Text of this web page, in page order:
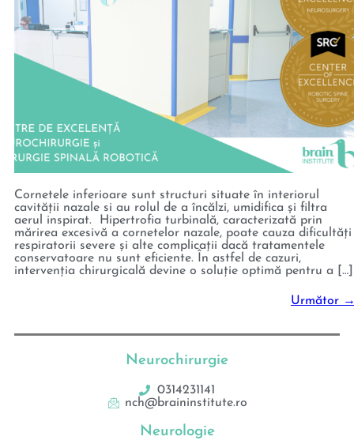
Cornetele inferioare sunt structuri situate în interiorul
cavității nazale si au rolul de a încălzi, umidifica și filtra
aerul inspirat. Hipertrofia turbinală, caracterizată prin
mărirea excesivă a cornetelor nazale, poate cauza dificultăți
respiratorii severe și alte complicații dacă tratamentele
conservatoare nu sunt eficiente. În astfel de cazuri,
intervenția chirurgicală devine o soluție optimă pentru a […]
Următor
Neurochirurgie
0314231141
nch@braininstitute.ro
Neurologie